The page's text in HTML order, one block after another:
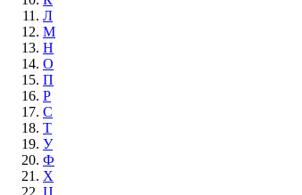
Л
М
Н
О
П
Р
С
Т
У
Ф
Х
Ц